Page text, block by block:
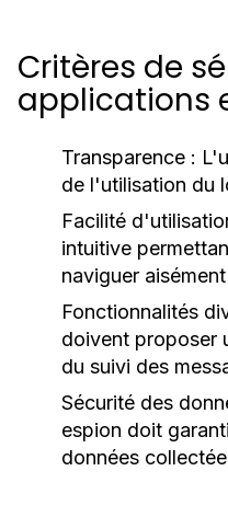
Critères de
applications
Transparence :
de l'utilisation du
Facilité
intuitive
naviguer
Fonctionnalités
doivent proposer
du suivi des
Sécurité des
espion doit
données